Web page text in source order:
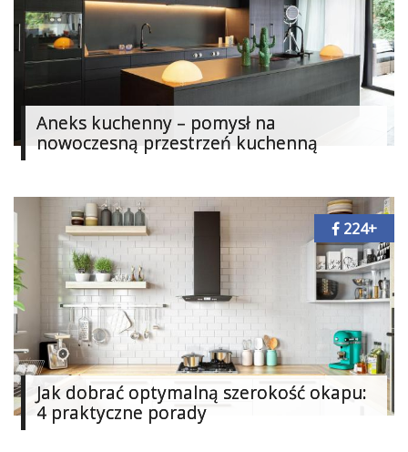
Aneks kuchenny – pomysł na
nowoczesną przestrzeń kuchenną
Jak dobrać optymalną szerokość okapu:
4 praktyczne porady
224+